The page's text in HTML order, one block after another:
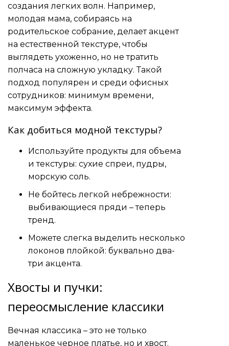
создания легких волн. Например,
молодая мама, собираясь на
родительское собрание, делает акцент
на естественной текстуре, чтобы
выглядеть ухоженно, но не тратить
полчаса на сложную укладку. Такой
подход популярен и среди офисных
сотрудников: минимум времени,
максимум эффекта.
Как добиться модной текстуры?
Используйте продукты для объема
и текстуры: сухие спреи, пудры,
морскую соль.
Не бойтесь легкой небрежности:
выбивающиеся пряди – теперь
тренд.
Можете слегка выделить несколько
локонов плойкой: буквально два-
три акцента.
Хвосты и пучки:
переосмысление классики
Вечная классика – это не только
маленькое черное платье, но и хвост.